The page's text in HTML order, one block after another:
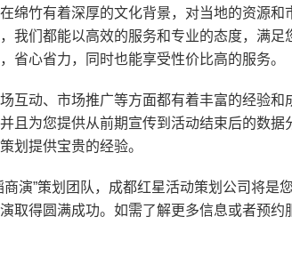
绵竹有着深厚的文化背景，对当地的资源和
我们都能以高效的服务和专业的态度，满足
省心省力，同时也能享受性价比高的服务。
互动、市场推广等方面都有着丰富的经验和
且为您提供从前期宣传到活动结束后的数据
划提供宝贵的经验。
演”策划团队，成都红星活动策划公司将是
取得圆满成功。如需了解更多信息或者预约